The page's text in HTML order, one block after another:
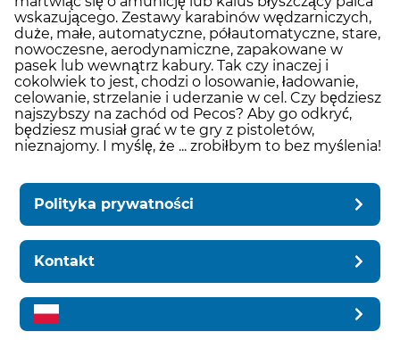
wskazującego. Zestawy karabinów wędzarniczych,
duże, małe, automatyczne, półautomatyczne, stare,
nowoczesne, aerodynamiczne, zapakowane w
pasek lub wewnątrz kabury. Tak czy inaczej i
cokolwiek to jest, chodzi o losowanie, ładowanie,
celowanie, strzelanie i uderzanie w cel. Czy będziesz
najszybszy na zachód od Pecos? Aby go odkryć,
będziesz musiał grać w te gry z pistoletów,
nieznajomy. I myślę, że ... zrobiłbym to bez myślenia!
Polityka prywatności
Kontakt